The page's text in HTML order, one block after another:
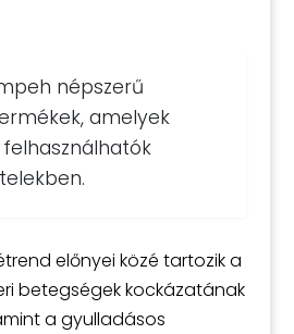
népszerű
amelyek
előnyei közé tartozik a
betegségek kockázatának
a gyulladásos